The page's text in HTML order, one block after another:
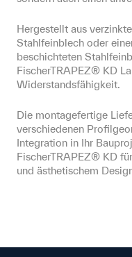
Hergestellt aus
Stahlfeinblech oder
beschichteten
FischerTRAPEZ® KD
Widerstandsfähigkeit.
Die montagefertige
verschiedenen
Integration in Ihr
FischerTRAPEZ® KD
und ästhetischem